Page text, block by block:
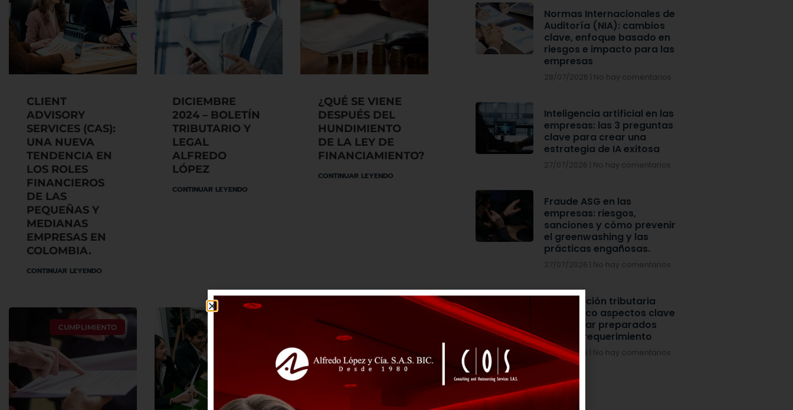
CLIENT
ADVISORY
SERVICES (CAS):
UNA NUEVA
TENDENCIA EN
LOS ROLES
FINANCIEROS
DE LAS
PEQUEÑAS Y
MEDIANAS
EMPRESAS EN
COLOMBIA.
CONTINUAR LEYENDO
DICIEMBRE
2024 – BOLETÍN
TRIBUTARIO Y
LEGAL
ALFREDO
LÓPEZ
CONTINUAR LEYENDO
¿QUÉ SE VIENE
DESPUÉS DEL
HUNDIMIENTO
DE LA LEY DE
FINANCIAMIENTO?
CONTINUAR LEYENDO
CUMPLIMIENTO
Normas Internacionales de
Auditoría (NIA): cambios
clave, enfoque basado en
riesgos e impacto para las
empresas
28/07/2026 No hay comentarios
Inteligencia artificial en las
empresas: las 3 preguntas
clave para crear una
estrategia de IA exitosa
27/07/2026 No hay comentarios
Fraude ASG en las
empresas: riesgos,
sanciones y cómo prevenir
el greenwashing y las
prácticas engañosas.
27/07/2026 No hay comentarios
Fiscalización tributaria
DIAN: cinco aspectos clave
para estar preparados
ante un requerimiento
27/07/2026 No hay comentarios
Beneficios Tributarios